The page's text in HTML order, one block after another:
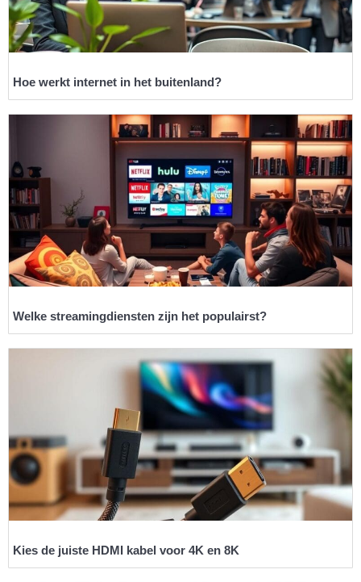
Hoe werkt internet in het buitenland?
Welke streamingdiensten zijn het populairst?
Kies de juiste HDMI kabel voor 4K en 8K